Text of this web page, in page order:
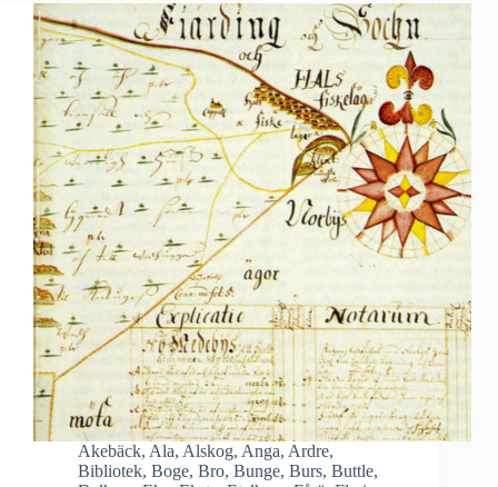
Akebäck, Ala, Alskog, Anga, Ardre,
Bibliotek, Boge, Bro, Bunge, Burs, Buttle,